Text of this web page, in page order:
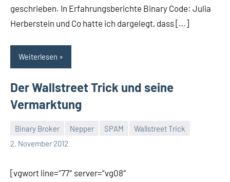
geschrieben. In Erfahrungsberichte Binary Code: Julia
Herberstein und Co hatte ich dargelegt, dass […]
Weiterlesen
Der Wallstreet Trick und seine
Vermarktung
Binary Broker Nepper SPAM
Wallstreet Trick
2. November 2012
Thomas
8
[vgwort line=“77″ server=“vg08″